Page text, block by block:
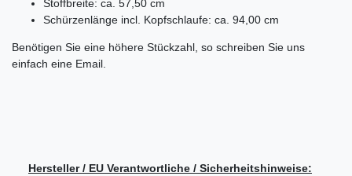
Stoffbreite: ca. 57,50 cm
Schürzenlänge incl. Kopfschlaufe: ca. 94,00 cm
Benötigen Sie eine höhere Stückzahl, so schreiben Sie uns
einfach eine Email.
Hersteller / EU Verantwortliche / Sicherheitshinweise: